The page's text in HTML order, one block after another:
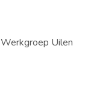
Werkgroep Uilen